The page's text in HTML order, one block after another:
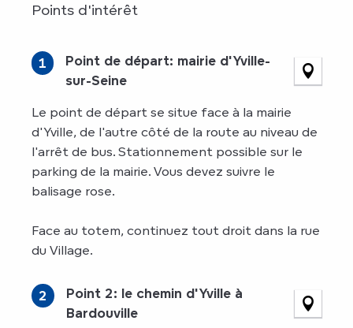
Points d'intérêt
1
Point de départ: mairie d'Yville-
sur-Seine
Le point de départ se situe face à la mairie
d'Yville, de l'autre côté de la route au niveau de
l'arrêt de bus. Stationnement possible sur le
parking de la mairie. Vous devez suivre le
balisage rose.
Face au totem, continuez tout droit dans la rue
du Village.
2
Point 2: le chemin d'Yville à
Bardouville